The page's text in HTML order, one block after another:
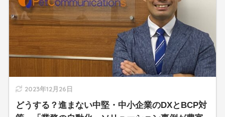
2023年12月26日
どうする？進まない中堅・中小企業のDXとBCP対